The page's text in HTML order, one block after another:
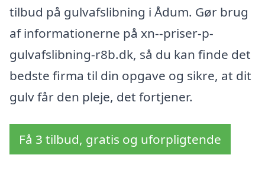
tilbud på gulvafslibning i Ådum. Gør brug
af informationerne på xn--priser-p-
gulvafslibning-r8b.dk, så du kan finde det
bedste firma til din opgave og sikre, at dit
gulv får den pleje, det fortjener.
Få 3 tilbud, gratis og uforpligtende